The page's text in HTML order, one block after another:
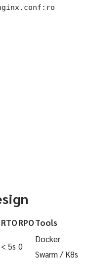
RTORPOTools
< 5s 0
Docker
Swarm / K8s